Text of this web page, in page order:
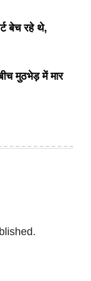
बेच रहे थे,
मुठभेड़ में मार